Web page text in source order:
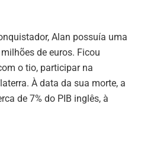
Alan possuía uma
de euros. Ficou
o tio, participar na
À data da sua morte, a
de 7% do PIB inglês, à